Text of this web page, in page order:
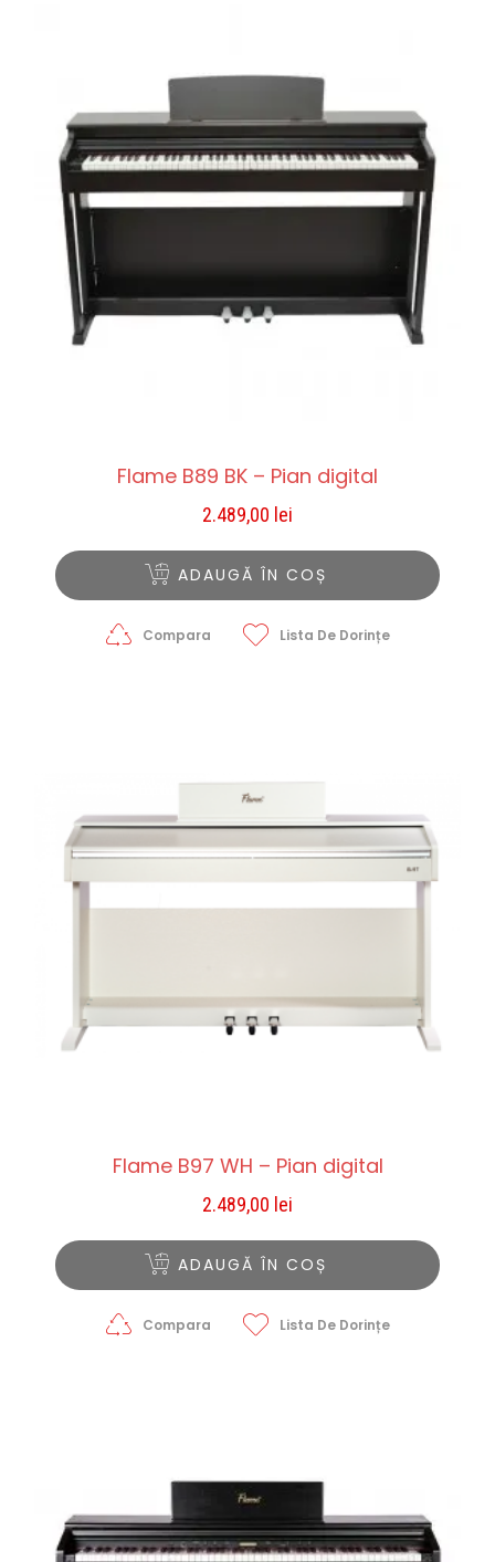
Flame B89 BK – Pian digital
2.489,00 lei
ADAUGĂ ÎN COȘ
Compara Lista De Dorințe
Flame B97 WH – Pian digital
2.489,00 lei
ADAUGĂ ÎN COȘ
Compara Lista De Dorințe